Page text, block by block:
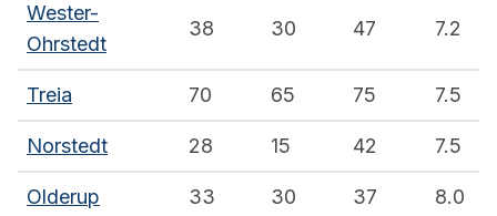
Wester-
Ohrstedt
38 30 47 7.2
Treia 70 65 75 7.5
Norstedt 28 15 42 7.5
Olderup 33 30 37 8.0